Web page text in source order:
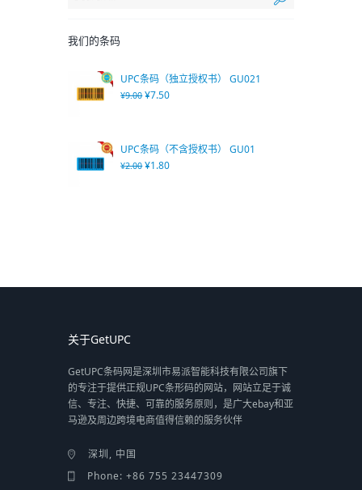
我们的条码
UPC条码（独立授权书） GU021
¥9.00 ¥7.50
UPC条码（不含授权书） GU01
¥2.00 ¥1.80
关于GetUPC
GetUPC条码网是深圳市易派智能科技有限公司旗下
的专注于提供正规UPC条形码的网站，网站立足于诚
信、专注、快捷、可靠的服务原则，是广大ebay和亚
马逊及周边跨境电商值得信赖的服务伙伴
深圳, 中国
Phone: +86 755 23447309